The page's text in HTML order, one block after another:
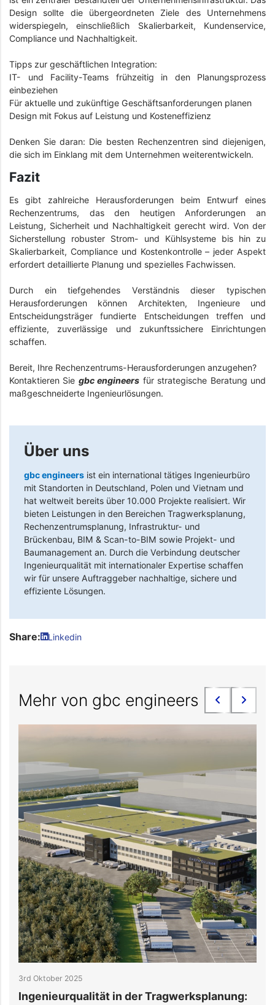
Design sollte die übergeordneten Ziele des Unternehmens
widerspiegeln, einschließlich Skalierbarkeit, Kundenservice,
Compliance und Nachhaltigkeit.
Tipps zur geschäftlichen Integration:
IT- und Facility-Teams frühzeitig in den Planungsprozess
einbeziehen
Für aktuelle und zukünftige Geschäftsanforderungen planen
Design mit Fokus auf Leistung und Kosteneffizienz
Denken Sie daran: Die besten Rechenzentren sind diejenigen,
die sich im Einklang mit dem Unternehmen weiterentwickeln.
Fazit
Es gibt zahlreiche Herausforderungen beim Entwurf eines
Rechenzentrums, das den heutigen Anforderungen an
Leistung, Sicherheit und Nachhaltigkeit gerecht wird. Von der
Sicherstellung robuster Strom- und Kühlsysteme bis hin zu
Skalierbarkeit, Compliance und Kostenkontrolle – jeder Aspekt
erfordert detaillierte Planung und spezielles Fachwissen.
Durch ein tiefgehendes Verständnis dieser typischen
Herausforderungen können Architekten, Ingenieure und
Entscheidungsträger fundierte Entscheidungen treffen und
effiziente, zuverlässige und zukunftssichere Einrichtungen
schaffen.
Bereit, Ihre Rechenzentrums-Herausforderungen anzugehen?
Kontaktieren Sie gbc engineers für strategische Beratung und
maßgeschneiderte Ingenieurlösungen.
Über uns
gbc engineers ist ein international tätiges Ingenieurbüro
mit Standorten in Deutschland, Polen und Vietnam und
hat weltweit bereits über 10.000 Projekte realisiert. Wir
bieten Leistungen in den Bereichen Tragwerksplanung,
Rechenzentrumsplanung, Infrastruktur- und
Brückenbau, BIM & Scan-to-BIM sowie Projekt- und
Baumanagement an. Durch die Verbindung deutscher
Ingenieurqualität mit internationaler Expertise schaffen
wir für unsere Auftraggeber nachhaltige, sichere und
effiziente Lösungen.
Share: Linkedin
Mehr von gbc engineers
3rd Oktober 2025
Ingenieurqualität in der Tragwerksplanung: